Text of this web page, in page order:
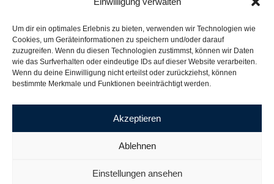
Um dir ein optimales Erlebnis zu bieten, verwenden wir Technologien wie
Cookies, um Geräteinformationen zu speichern und/oder darauf
zuzugreifen. Wenn du diesen Technologien zustimmst, können wir Daten
wie das Surfverhalten oder eindeutige IDs auf dieser Website verarbeiten.
Wenn du deine Einwilligung nicht erteilst oder zurückziehst, können
bestimmte Merkmale und Funktionen beeinträchtigt werden.
Akzeptieren
Ablehnen
Einstellungen ansehen
SHOP
Produkte
Unsere Partner
Versand, Lieferung und Produktbestand
Nachsetzzeichen für Wälzlager